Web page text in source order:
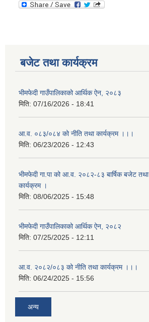
बजेट तथा कार्यक्रम
भीमफेदी गाउँपालिकाको आर्थिक ऐन, २०८३
मिति: 07/16/2026 - 18:41
आ.व. ०८३/०८४ को नीति तथा कार्यक्रम ।।।
मिति: 06/23/2026 - 12:43
भीमफेदी गा.पा को आ.व. २०८२-८३ बार्षिक बजेट तथा
कार्यक्रम ।
मिति: 08/06/2025 - 15:48
भीमफेदी गाउँपालिकाको आर्थिक ऐन, २०८२
मिति: 07/25/2025 - 12:11
आ.व. २०८२/०८३ को नीति तथा कार्यक्रम ।।।
मिति: 06/24/2025 - 15:56
अन्य